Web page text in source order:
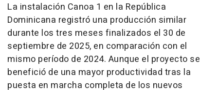
La instalación Canoa 1 en la República
Dominicana registró una producción similar
durante los tres meses finalizados el 30 de
septiembre de 2025, en comparación con el
mismo período de 2024. Aunque el proyecto se
benefició de una mayor productividad tras la
puesta en marcha completa de los nuevos